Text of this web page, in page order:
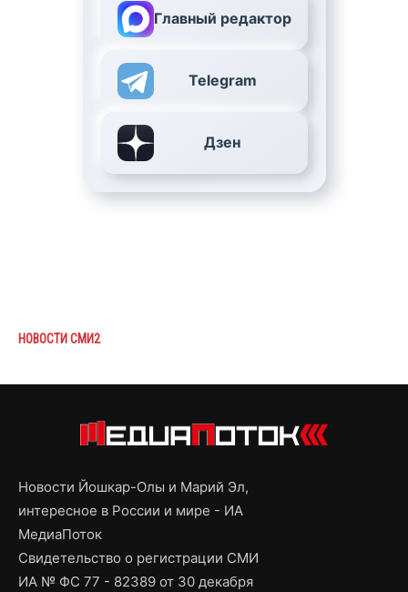
Главный редактор
Telegram
Дзен
НОВОСТИ СМИ2
Новости Йошкар-Олы и Марий Эл,
интересное в России и мире - ИА
МедиаПоток
Свидетельство о регистрации СМИ
ИА № ФС 77 - 82389 от 30 декабря